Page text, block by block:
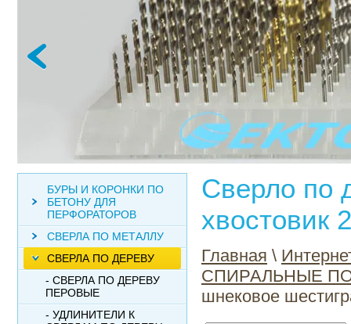
Сверло по
хвостовик
Главная \
СПИРАЛЬНЫЕ
шнековое
БУРЫ И КОРОНКИ ПО
БЕТОНУ ДЛЯ
ПЕРФОРАТОРОВ
СВЕРЛА ПО МЕТАЛЛУ
СВЕРЛА ПО ДЕРЕВУ
- СВЕРЛА ПО ДЕРЕВУ
ПЕРОВЫЕ
- УДЛИНИТЕЛИ К